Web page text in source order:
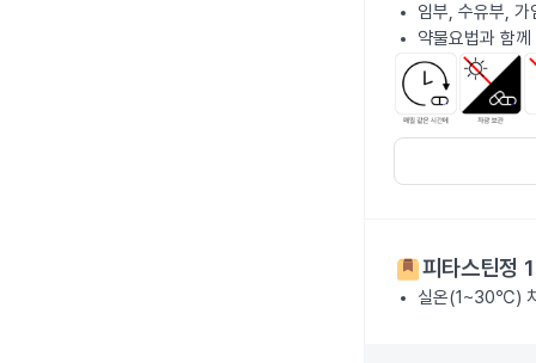
임부, 수유부, 가
약물요법과 함
피타스틴정
실온(1~30℃)